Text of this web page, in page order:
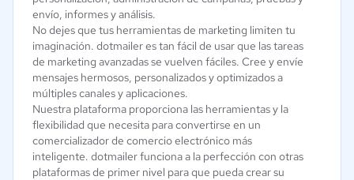
envío, informes y análisis.
No dejes que tus herramientas de marketing limiten tu
imaginación. dotmailer es tan fácil de usar que las tareas
de marketing avanzadas se vuelven fáciles. Cree y envíe
mensajes hermosos, personalizados y optimizados a
múltiples canales y aplicaciones.
Nuestra plataforma proporciona las herramientas y la
flexibilidad que necesita para convertirse en un
comercializador de comercio electrónico más
inteligente. dotmailer funciona a la perfección con otras
plataformas de primer nivel para que pueda crear su